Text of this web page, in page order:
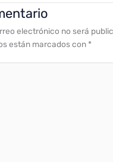
electrónico no será
están marcados con *